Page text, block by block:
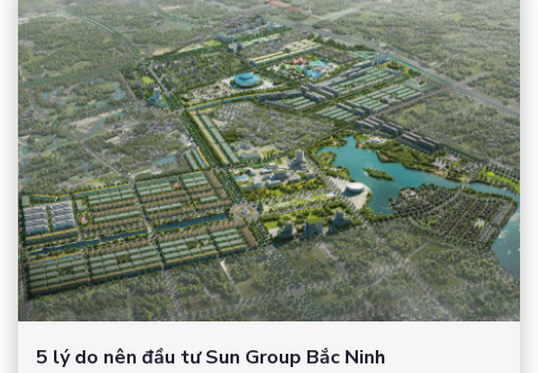
5 lý do nên đầu tư Sun Group Bắc Ninh